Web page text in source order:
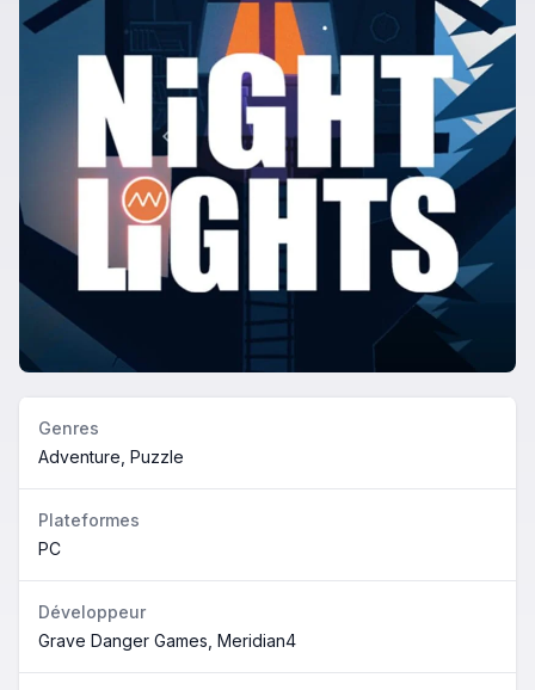
Genres
Adventure, Puzzle
Plateformes
PC
Développeur
Grave Danger Games, Meridian4